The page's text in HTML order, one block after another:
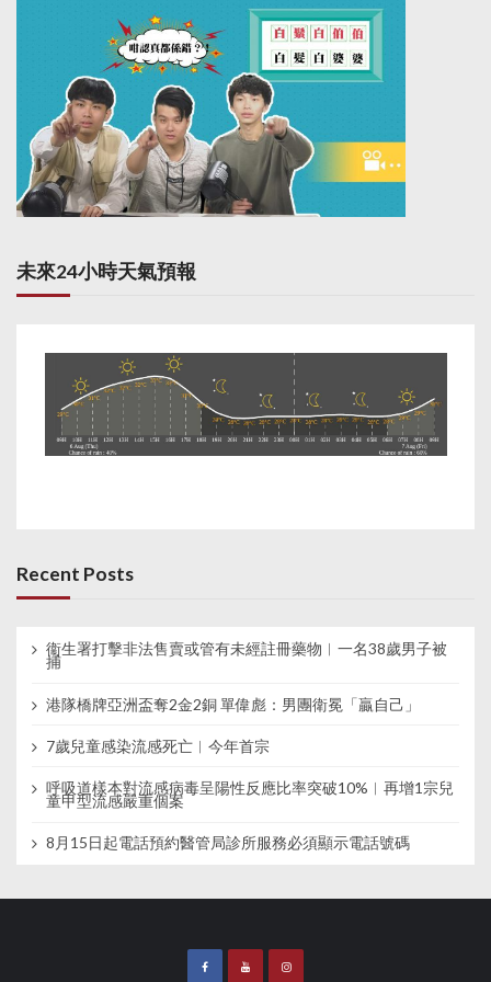
未來24小時天氣預報
Recent Posts
衞生署打擊非法售賣或管有未經註冊藥物︱一名38歲男子被
捕
港隊橋牌亞洲盃奪2金2銅 單偉彪：男團衛冕「贏自己」
7歲兒童感染流感死亡︱今年首宗
呼吸道樣本對流感病毒呈陽性反應比率突破10%︱再增1宗兒
童甲型流感嚴重個案
8月15日起電話預約醫管局診所服務必須顯示電話號碼